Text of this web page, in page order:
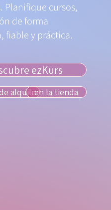
Planifique cursos,
de forma
fiable y práctica.
ezKurs
alquileren la tienda